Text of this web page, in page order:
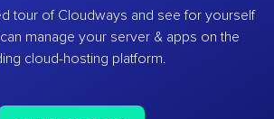
tour of Cloudways and see for yourself
manage your server & apps on the
cloud-hosting platform.